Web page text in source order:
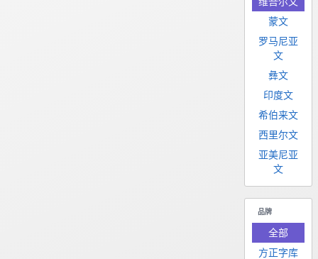
蒙文
罗马尼亚
文
彝文
印度文
希伯来文
西里尔文
亚美尼亚
文
品牌
全部
方正字库